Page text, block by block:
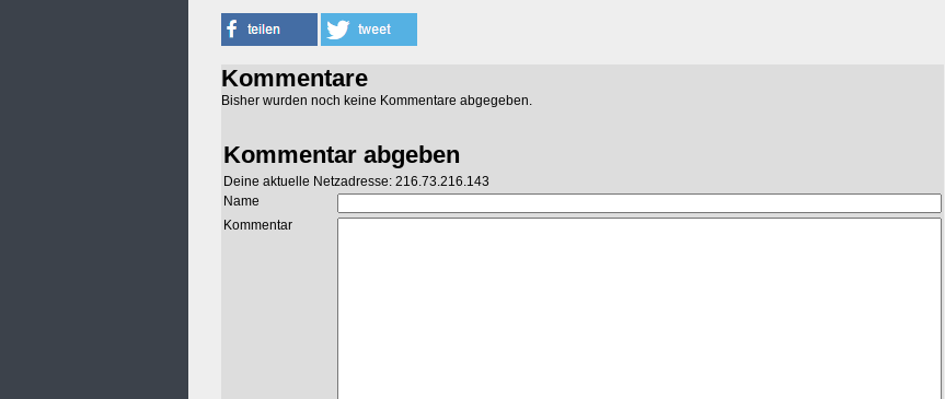
Kommentare
Bisher wurden noch keine Kommentare abgegeben.
Kommentar abgeben
Deine aktuelle Netzadresse: 216.73.216.143
Name
Kommentar